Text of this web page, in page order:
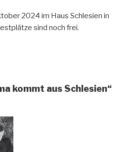
2024 im Haus Schlesien in
sind noch frei.
kommt aus Schlesien“